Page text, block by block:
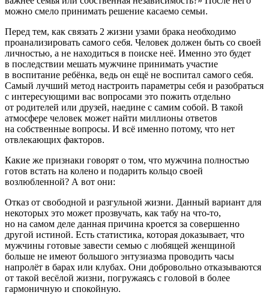
можно смело принимать решение касаемо семьи.
Перед тем, как связать 2 жизни узами брака необходимо
проанализировать самого себя. Человек должен быть со своей
личностью, а не находиться в поиске неё. Именно это будет
в последствии мешать мужчине принимать участие
в воспитание ребёнка, ведь он ещё не воспитал самого себя.
Самый лучший метод настроить параметры себя и разобраться
с интересующими вас вопросами это пожить отдельно
от родителей или друзей, наедине с самим собой. В такой
атмосфере человек может найти миллионы ответов
на собственные вопросы. И всё именно потому, что нет
отвлекающих факторов.
Какие же признаки говорят о том, что мужчина полностью
готов встать на колено и подарить кольцо своей
возлюбленной? А вот они:
Отказ от свободной и разгульной жизни. Данный вариант для
некоторых это может прозвучать, как табу на что-то,
но на самом деле данная причина кроется за совершенно
другой истиной. Есть статистика, которая доказывает, что
мужчины готовые завести семью с любящей женщиной
больше не имеют большого энтузиазма проводить часы
напролёт в барах или клубах. Они добровольно отказываются
от такой весёлой жизни, погружаясь с головой в более
гармоничную и спокойную.